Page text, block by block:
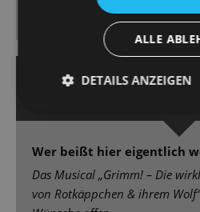
seine Revuepuppen elegant
7. Juni 2023 | Friederike
Wer beißt hier eigentlich
Das Musical „Grimm! – Die
von Rotkäppchen & ihrem
ALLE
DETAILS ANZEIGEN